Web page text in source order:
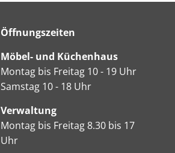
Öffnungszeiten
Möbel- und Küchenhaus
Montag bis Freitag 10 - 19 Uhr
Samstag 10 - 18 Uhr
Verwaltung
Montag bis Freitag 8.30 bis 17
Uhr